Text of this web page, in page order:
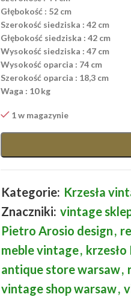
Głębokość : 52 cm
Szerokość siedziska : 42 cm
Głębokość siedziska : 42 cm
Wysokość siedziska : 47 cm
Wysokość oparcia : 74 cm
Szerokość oparcia : 18,3 cm
Waga : 10 kg
1 w magazynie
Kategorie: Krzesła
Znaczniki: vintage
Pietro Arosio design,
meble vintage,
antique store warsaw,
vintage shop warsaw,